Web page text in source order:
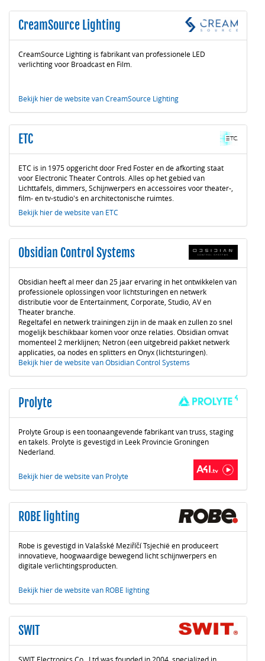
CreamSource Lighting
CreamSource Lighting is fabrikant van professionele LED
verlichting voor Broadcast en Film.
Bekijk hier de website van CreamSource Lighting
ETC
ETC is in 1975 opgericht door Fred Foster en de afkorting staat
voor Electronic Theater Controls. Alles op het gebied van
Lichttafels, dimmers, Schijnwerpers en accessoires voor theater-,
film- en tv-studio's en architectonische ruimtes.
Bekijk hier de website van ETC
Obsidian Control Systems
Obsidian heeft al meer dan 25 jaar ervaring in het ontwikkelen van
professionele oplossingen voor lichtsturingen en netwerk
distributie voor de Entertainment, Corporate, Studio, AV en
Theater branche.
Regeltafel en netwerk trainingen zijn in de maak en zullen zo snel
mogelijk beschikbaar komen voor onze relaties. Obsidian omvat
momenteel 2 merklijnen; Netron (een uitgebreid pakket netwerk
applicaties, oa nodes en splitters en Onyx (lichtsturingen).
Bekijk hier de website van Obsidian Control Systems
Prolyte
Prolyte Group is een toonaangevende fabrikant van truss, staging
en takels. Prolyte is gevestigd in Leek Provincie Groningen
Nederland.
Bekijk hier de website van Prolyte
ROBE lighting
Robe is gevestigd in Valašské Meziříčí Tsjechië en produceert
innovatieve, hoogwaardige bewegend licht schijnwerpers en
digitale verlichtingsproducten.
Bekijk hier de website van ROBE lighting
SWIT